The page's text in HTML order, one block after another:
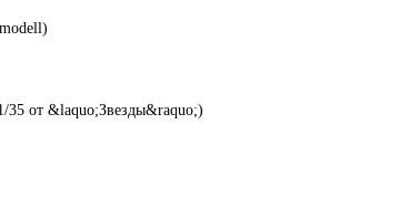
от &laquo;Звезды&raquo;)